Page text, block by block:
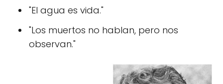
"El agua es vida."
"Los muertos no hablan, pero nos
observan."